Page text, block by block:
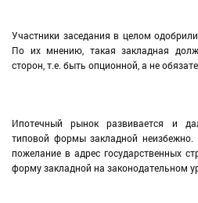
Участники заседания в целом
По их мнению, такая закладная
сторон, т.е. быть опционной, а не
Ипотечный рынок развивается и
типовой формы закладной
пожелание в адрес государственных
форму закладной на законодательном